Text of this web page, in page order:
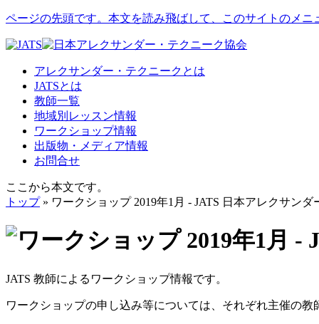
ページの先頭です。本文を読み飛ばして、このサイトのメニ
アレクサンダー・テクニークとは
JATSとは
教師一覧
地域別レッスン情報
ワークショップ情報
出版物・メディア情報
お問合せ
ここから本文です。
トップ» ワークショップ 2019年1月 - JATS 日本アレクサンダ
JATS 教師によるワークショップ情報です。
ワークショップの申し込み等については、それぞれ主催の教